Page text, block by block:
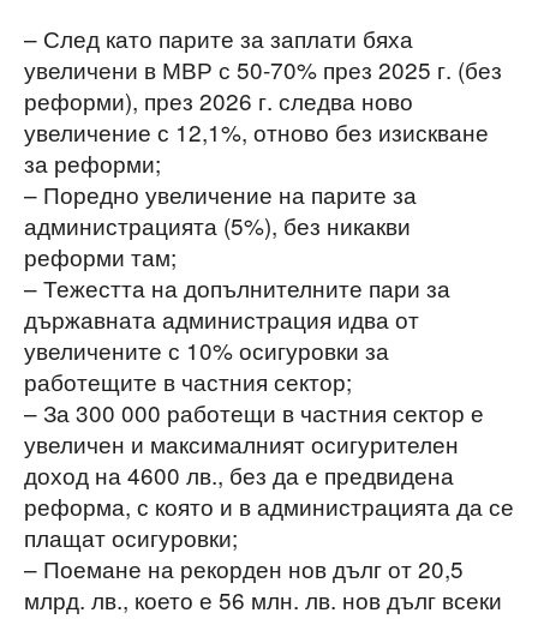
– След като парите за заплати бяха
увеличени в МВР с 50-70% през 2025 г. (без
реформи), през 2026 г. следва ново
увеличение с 12,1%, отново без изискване
за реформи;
– Поредно увеличение на парите за
администрацията (5%), без никакви
реформи там;
– Тежестта на допълнителните пари за
държавната администрация идва от
увеличените с 10% осигуровки за
работещите в частния сектор;
– За 300 000 работещи в частния сектор е
увеличен и максималният осигурителен
доход на 4600 лв., без да е предвидена
реформа, с която и в администрацията да се
плащат осигуровки;
– Поемане на рекорден нов дълг от 20,5
млрд. лв., което е 56 млн. лв. нов дълг всеки